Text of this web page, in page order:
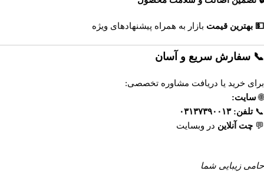
💵 بهترین قیمت بازار به همراه پیشنهادهای ویژه
📞 سفارش سریع و آسان
برای خرید یا دریافت مشاوره تخصصی:
🌐سایت:
📞تلفن: ۰۳۱۳۷۳۹۰۰۱۳
💬 چت آنلاین در وبسایت
حامی زیبایی شما